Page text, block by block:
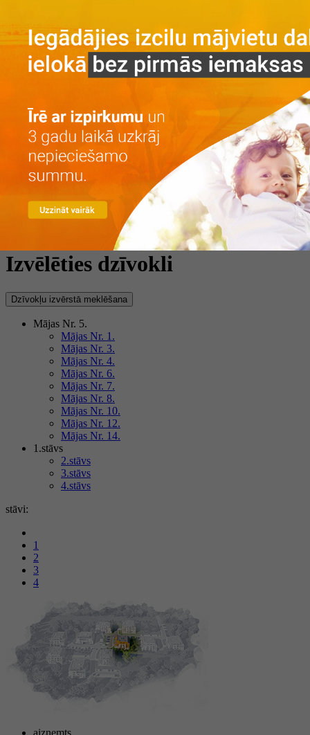
Galvenā
Par projektu
Par projektu
Vieta
Dzīvokļi
Īre ar izpirkumu
Īre
Iegāde
Kontakti
RU
Izvēlēties dzīvokli
Dzīvokļu izvērstā meklēšana
Mājas Nr. 5.
Mājas Nr. 1.
Mājas Nr. 3.
Mājas Nr. 4.
Mājas Nr. 6.
Mājas Nr. 7.
Mājas Nr. 8.
Mājas Nr. 10.
Mājas Nr. 12.
Mājas Nr. 14.
1.stāvs
2.stāvs
3.stāvs
4.stāvs
stāvi:
1
2
3
4
aizņemts